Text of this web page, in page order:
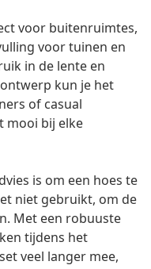
voor buitenruimtes,
voor tuinen en
in de lente en
kun je het
of casual
mooi bij elke
is om een hoes te
niet gebruikt, om de
Met een robuuste
tijdens het
veel langer mee,